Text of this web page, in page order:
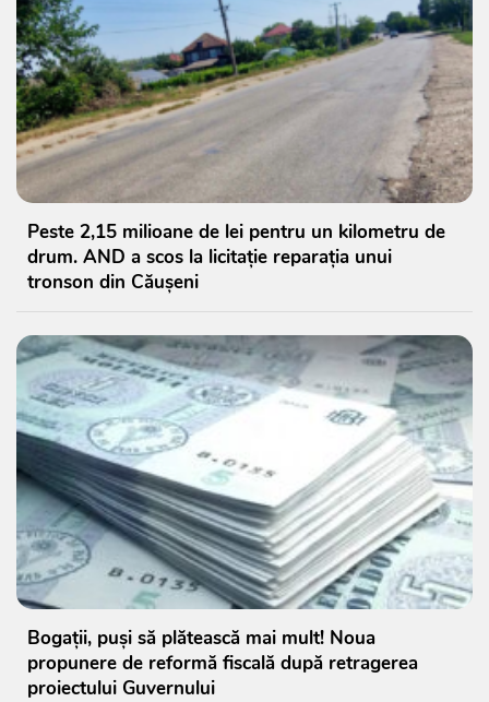
Peste 2,15 milioane de lei pentru un kilometru de
drum. AND a scos la licitație reparația unui
tronson din Căușeni
Bogații, puși să plătească mai mult! Noua
propunere de reformă fiscală după retragerea
proiectului Guvernului